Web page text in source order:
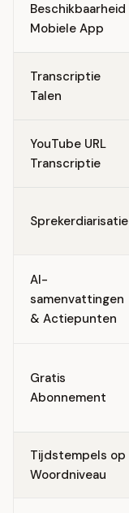
Beschikbaarheid
Mobiele App
Transcriptie
Talen
YouTube URL
Transcriptie
Sprekerdiarisatie
AI-
samenvattingen
& Actiepunten
Gratis
Abonnement
Tijdstempels op
Woordniveau